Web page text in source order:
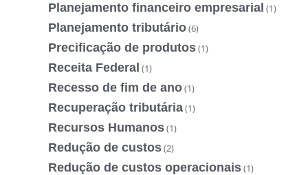
Planejamento financeiro empresarial (1)
Planejamento tributário(6)
Precificação de produtos(1)
Receita Federal (1)
Recesso de fim de ano(1)
Recuperação tributária(1)
Recursos Humanos(1)
Redução de custos(2)
Redução de custos operacionais(1)